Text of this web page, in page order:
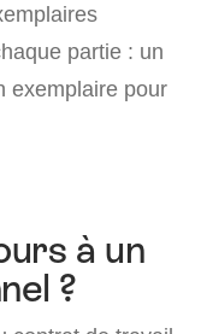
partie : un
exemplaire pour
à un
?